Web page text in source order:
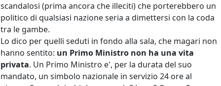
scandalosi (prima ancora che illeciti) che porterebbero un
politico di qualsiasi nazione seria a dimettersi con la coda
tra le gambe.
Lo dico per quelli seduti in fondo alla sala, che magari non
hanno sentito: un Primo Ministro non ha una vita
privata. Un Primo Ministro e', per la durata del suo
mandato, un simbolo nazionale in servizio 24 ore al